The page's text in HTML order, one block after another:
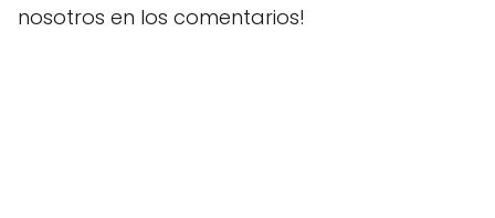
nosotros en los comentarios!